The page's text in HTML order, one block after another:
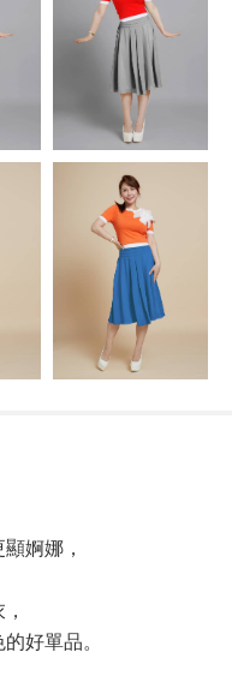
婀娜，
好單品。